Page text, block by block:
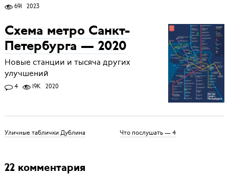
691 2023
Схема метро Санкт-
Петербурга — 2020
Новые станции и тысяча других
улучшений
4 19K 2020
Уличные таблички Дублина Что послушать — 4
22 комментария